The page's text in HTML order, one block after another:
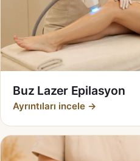
Buz Lazer Epilasyon
Ayrıntıları incele →